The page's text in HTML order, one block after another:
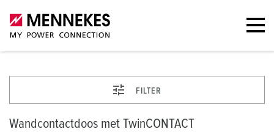
FILTER
Wandcontactdoos met TwinCONTACT